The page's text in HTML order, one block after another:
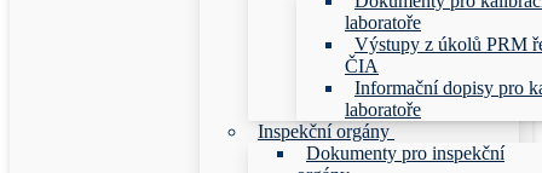
laboratoře
Výstupy z úkolů PRM
ČIA
Informační dopisy pro
laboratoře
Inspekční orgány
Dokumenty pro inspekční